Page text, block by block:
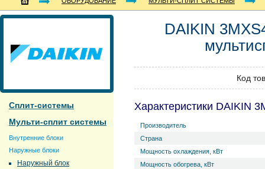
Сплит-системы
Мульти-сплит системы
Внутренние блоки
Наружные блоки
Наружный блок
DAIKIN
Код
Характеристики DAIKIN
Производитель
Страна
Мощность охлаждения, кВт
Мощность обогрева, кВт